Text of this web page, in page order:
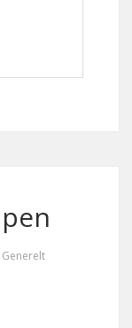
Generelt